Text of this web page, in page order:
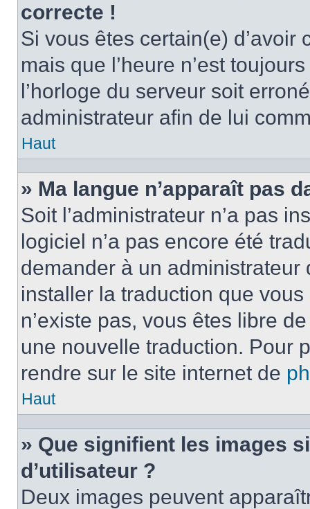
correcte !
Si vous êtes certain(e)
mais que l’heure n’est
l’horloge du serveur soit
administrateur afin de lui
Haut
» Ma langue n’apparaît pas
Soit l’administrateur n’a pas
logiciel n’a pas encore été
demander à un administrateur
installer la traduction que
n’existe pas, vous êtes libre
une nouvelle traduction. Pour
rendre sur le site internet de
Haut
» Que signifient les images
d’utilisateur ?
Deux images peuvent